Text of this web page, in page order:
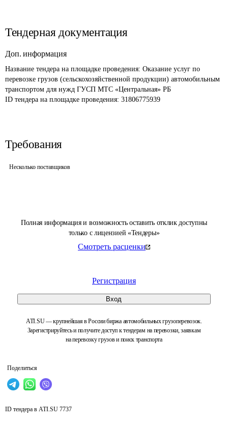
Полная информация и возможность оставить отклик доступны
только с лицензией «Тендеры»
Смотреть расценки
Регистрация
Вход
ATI.SU — крупнейшая в России биржа автомобильных грузоперевозок.
Зарегистрируйтесь и получите доступ к тендерам на перевозки, заявкам
на перевозку грузов и поиск транспорта
Поделиться
Тендерная документация
Доп. информация
Название тендера на площадке проведения: Оказание услуг по
перевозке грузов (сельскохозяйственной продукции) автомобильным
транспортом для нужд ГУСП МТС «Центральная» РБ
ID тендера на площадке проведения: 31806775939
Требования
Несколько поставщиков
ID тендера в ATI.SU 7737